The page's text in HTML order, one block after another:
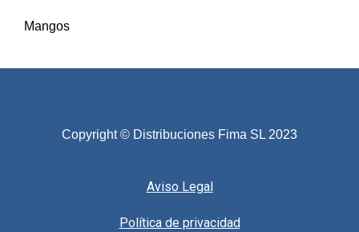
Mangos
Copyright © Distribuciones Fima SL 2023
Aviso Legal
Política de privacidad